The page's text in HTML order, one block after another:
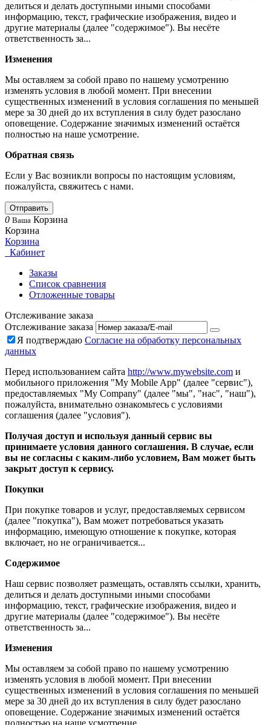
делиться и делать доступными иными способами
информацию, текст, графические изображения, видео и
другие материалы (далее "содержимое"). Вы несёте
ответственность за...
Изменения
Мы оставляем за собой право по нашему усмотрению
изменять условия в любой момент. При внесении
существенных изменений в условия соглашения по меньшей
мере за 30 дней до их вступления в силу будет разослано
оповещение. Содержание значимых изменений остаётся
полностью на наше усмотрение.
Обратная связь
Если у Вас возникли вопросы по настоящим условиям,
пожалуйста, свяжитесь с нами.
Отправить
0 Ваша Корзина
Корзина
Корзина
Кабинет
Заказы
Список сравнения
Отложенные товары
Отслеживание заказа
Отслеживание заказа
Я подтверждаю Согласие на обработку персональных
данных
Перед использованием сайта http://www.mywebsite.com и
мобильного приложения "My Mobile App" (далее "сервис"),
предоставляемых "My Company" (далее "мы", "нас", "наш"),
пожалуйста, внимательно ознакомьтесь с условиями
соглашения (далее "условия").
Получая доступ и используя данный сервис вы
принимаете условия данного соглашения. В случае, если
вы не согласны с каким-либо условием, Вам может быть
закрыт доступ к сервису.
Покупки
При покупке товаров и услуг, предоставляемых сервисом
(далее "покупка"), Вам может потребоваться указать
информацию, имеющую отношение к покупке, которая
включает, но не ограничивается...
Содержимое
Наш сервис позволяет размещать, оставлять ссылки, хранить,
делиться и делать доступными иными способами
информацию, текст, графические изображения, видео и
другие материалы (далее "содержимое"). Вы несёте
ответственность за...
Изменения
Мы оставляем за собой право по нашему усмотрению
изменять условия в любой момент. При внесении
существенных изменений в условия соглашения по меньшей
мере за 30 дней до их вступления в силу будет разослано
оповещение. Содержание значимых изменений остаётся
полностью на наше усмотрение.